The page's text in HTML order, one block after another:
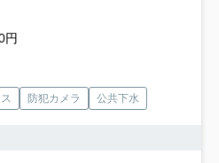
円
防犯カメラ 公共下水